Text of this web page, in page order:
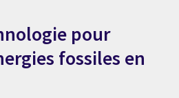
pour
fossiles en